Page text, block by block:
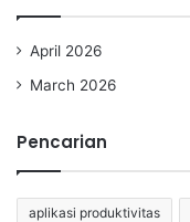
April 2026
March 2026
Pencarian
aplikasi produktivitas